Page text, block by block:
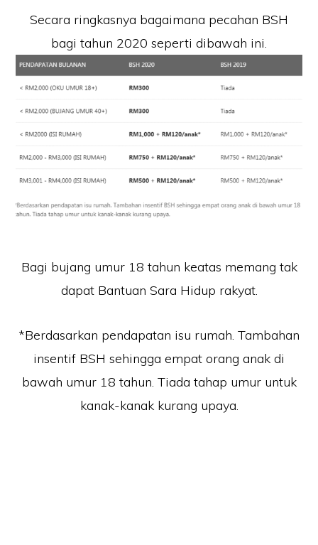
Secara ringkasnya bagaimana pecahan BSH
bagi tahun 2020 seperti dibawah ini.
Bagi bujang umur 18 tahun keatas memang tak
dapat Bantuan Sara Hidup rakyat.
*Berdasarkan pendapatan isu rumah. Tambahan
insentif BSH sehingga empat orang anak di
bawah umur 18 tahun. Tiada tahap umur untuk
kanak-kanak kurang upaya.